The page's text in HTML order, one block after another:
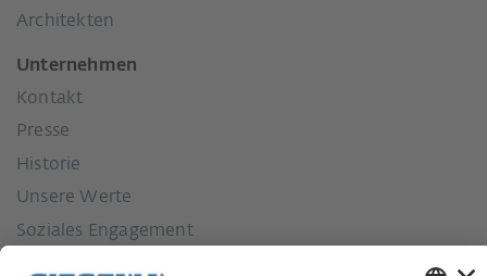
Architekten
Unternehmen
Kontakt
Presse
Historie
Unsere Werte
Soziales Engagement